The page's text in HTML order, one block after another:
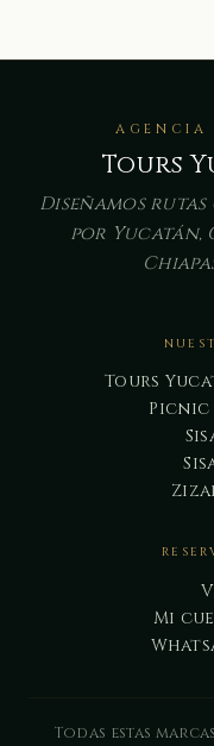
AGENCIA
Tours
Diseñamos
por Yucatán,
Tours
Picnic
Mi
Todas estas